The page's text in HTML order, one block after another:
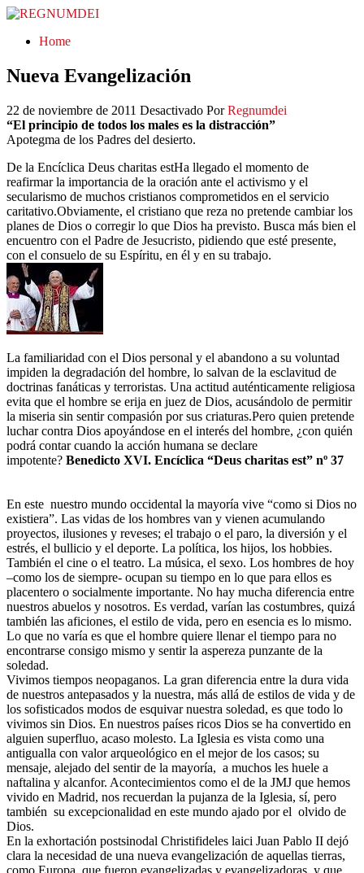
REGNUMDEI
Home
Nueva Evangelización
22 de noviembre de 2011 Desactivado Por Regnumdei
“El principio de todos los males es la distracción”
Apotegma de los Padres del desierto.
De la Encíclica Deus charitas estHa llegado el momento de
reafirmar la importancia de la oración ante el activismo y el
secularismo de muchos cristianos comprometidos en el servicio
caritativo.Obviamente, el cristiano que reza no pretende cambiar los
planes de Dios o corregir lo que Dios ha previsto. Busca más bien el
encuentro con el Padre de Jesucristo, pidiendo que esté presente,
con el consuelo de su Espíritu, en él y en su trabajo.
La familiaridad con el Dios personal y el abandono a su voluntad
impiden la degradación del hombre, lo salvan de la esclavitud de
doctrinas fanáticas y terroristas. Una actitud auténticamente religiosa
evita que el hombre se erija en juez de Dios, acusándolo de permitir
la miseria sin sentir compasión por sus criaturas.Pero quien pretende
luchar contra Dios apoyándose en el interés del hombre, ¿con quién
podrá contar cuando la acción humana se declare
impotente? Benedicto XVI. Encíclica “Deus charitas est” nº 37
En este nuestro mundo occidental la mayoría vive “como si Dios no
existiera”. Las vidas de los hombres van y vienen acumulando
proyectos, ilusiones y reveses; el trabajo o el paro, la diversión y el
estrés, el bullicio y el deporte. La política, los hijos, los hobbies.
También el cine o el teatro. La música, el sexo. Los hombres de hoy
–como los de siempre- ocupan su tiempo en lo que para ellos es
placentero o socialmente importante. No hay mucha diferencia entre
nuestros abuelos y nosotros. Es verdad, varían las costumbres, quizá
también las aficiones, el estilo de vida, pero en esencia es lo mismo.
Lo que no varía es que el hombre quiere llenar el tiempo para no
encontrarse consigo mismo y sentir la aspereza punzante de la
soledad.
Vivimos tiempos neopaganos. La gran diferencia entre la dura vida
de nuestros antepasados y la nuestra, más allá de estilos de vida y de
los sofisticados modos de esquivar nuestra soledad, es que todo lo
vivimos sin Dios. En nuestros países ricos Dios se ha convertido en
alguien superfluo, acaso molesto. La Iglesia es vista como una
antigualla con valor arqueológico en el mejor de los casos; su
mensaje, alejado del sentir de la mayoría, a muchos les huele a
naftalina y alcanfor. Acontecimientos como el de la JMJ que hemos
vivido en Madrid, nos recuerdan la pujanza de la Iglesia, sí, pero
también su excepcionalidad en este mundo ajado por el olvido de
Dios.
En la exhortación postsinodal Christifideles laici Juan Pablo II dejó
clara la necesidad de una nueva evangelización de aquellas tierras,
como Europa, que fueron evangelizadas y evangelizadoras, y que